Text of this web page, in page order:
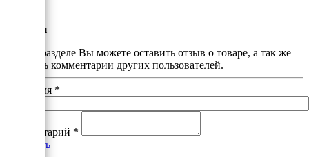
Отзывы
В этом разделе Вы можете оставить отзыв о товаре, а так же
почитать комментарии других пользователей.
Ваше имя *
Комментарий *
Добавить